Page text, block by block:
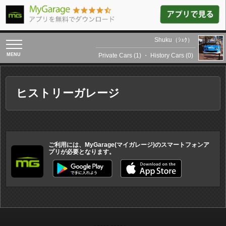
toggle
navigation
Shuku（ｼｭｸ）
Private Cars (1) ・ History Cars (0)
ヒストリーガレージ
ご利用には、MyGarage(マイガレージ)のスマートフォンア
プリが必要となります。